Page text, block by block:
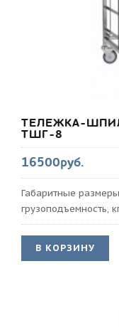
ТЕЛЕЖКА-
ТШГ-8
16500руб.
Габаритные
грузоподъемность,
В КОРЗИНУ